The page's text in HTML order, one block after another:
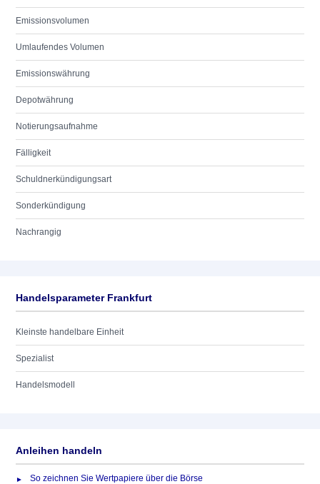
Emissionsvolumen
Umlaufendes Volumen
Emissionswährung
Depotwährung
Notierungsaufnahme
Fälligkeit
Schuldnerkündigungsart
Sonderkündigung
Nachrangig
Handelsparameter Frankfurt
Kleinste handelbare Einheit
Spezialist
Handelsmodell
Anleihen handeln
So zeichnen Sie Wertpapiere über die Börse